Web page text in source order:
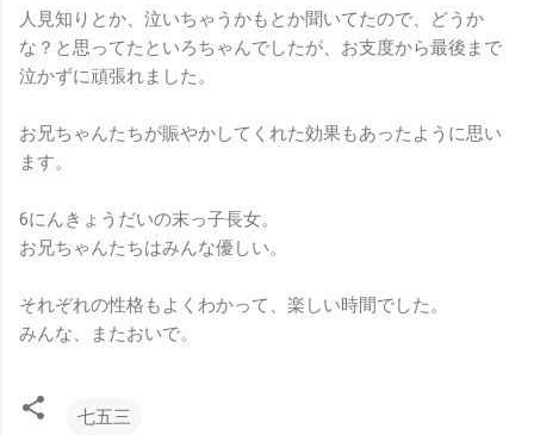
人見知りとか、泣いちゃうかもとか聞いてたので、どうか
な？と思ってたといろちゃんでしたが、お支度から最後まで
泣かずに頑張れました。
お兄ちゃんたちが賑やかしてくれた効果もあったように思い
ます。
6にんきょうだいの末っ子長女。
お兄ちゃんたちはみんな優しい。
それぞれの性格もよくわかって、楽しい時間でした。
みんな、またおいで。
七五三